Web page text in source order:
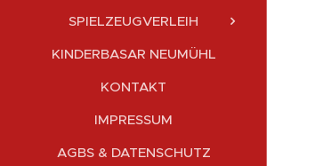
SPIELZEUGVERLEIH
KINDERBASAR NEUMÜHL
KONTAKT
IMPRESSUM
AGBS & DATENSCHUTZ